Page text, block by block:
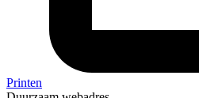
Printen